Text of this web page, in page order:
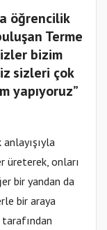
öğrencilik
Terme
bizim
sizleri çok
yapıyoruz”
üreterek, onları
bir yandan da
bir araya